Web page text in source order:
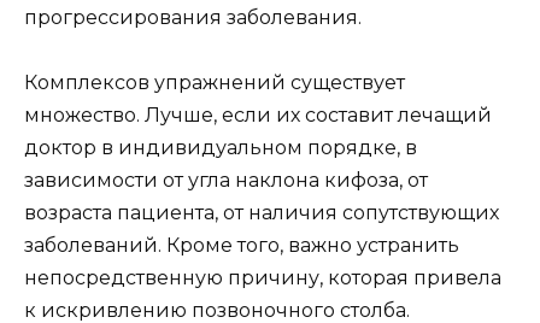
прогрессирования заболевания.
Комплексов упражнений существует
множество. Лучше, если их составит лечащий
доктор в индивидуальном порядке, в
зависимости от угла наклона кифоза, от
возраста пациента, от наличия сопутствующих
заболеваний. Кроме того, важно устранить
непосредственную причину, которая привела
к искривлению позвоночного столба.